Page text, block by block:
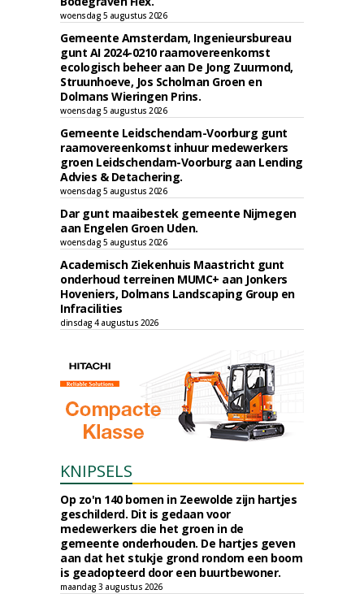
woensdag 5 augustus 2026
Gemeente Amsterdam, Ingenieursbureau
gunt AI 2024-0210 raamovereenkomst
ecologisch beheer aan De Jong Zuurmond,
Struunhoeve, Jos Scholman Groen en
Dolmans Wieringen Prins.
woensdag 5 augustus 2026
Gemeente Leidschendam-Voorburg gunt
raamovereenkomst inhuur medewerkers
groen Leidschendam-Voorburg aan Lending
Advies & Detachering.
woensdag 5 augustus 2026
Dar gunt maaibestek gemeente Nijmegen
aan Engelen Groen Uden.
woensdag 5 augustus 2026
Academisch Ziekenhuis Maastricht gunt
onderhoud terreinen MUMC+ aan Jonkers
Hoveniers, Dolmans Landscaping Group en
Infracilities
dinsdag 4 augustus 2026
KNIPSELS
Op zo'n 140 bomen in Zeewolde zijn hartjes
geschilderd. Dit is gedaan voor
medewerkers die het groen in de
gemeente onderhouden. De hartjes geven
aan dat het stukje grond rondom een boom
is geadopteerd door een buurtbewoner.
maandag 3 augustus 2026